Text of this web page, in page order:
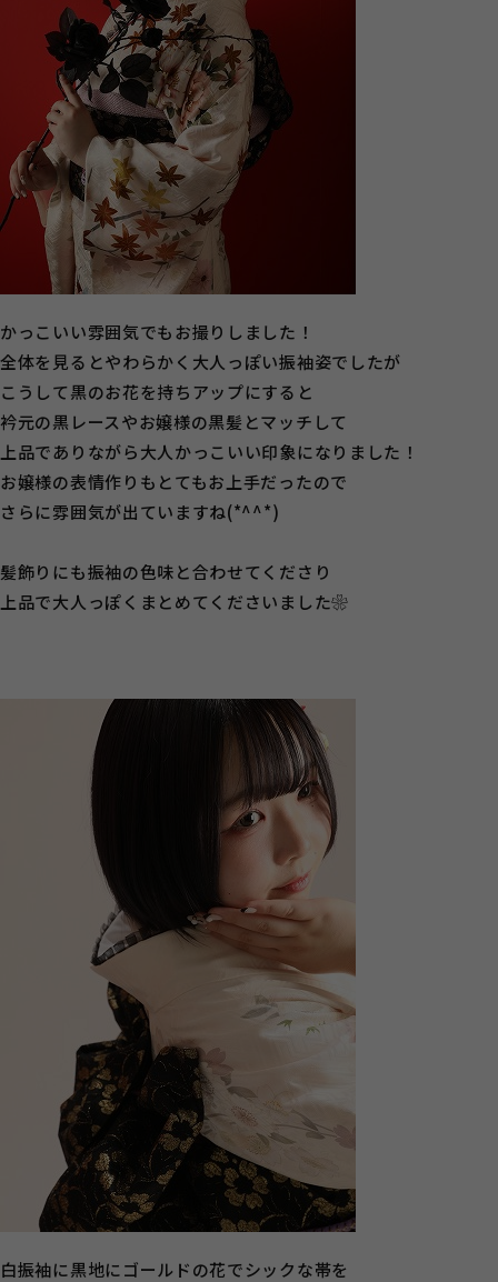
かっこいい雰囲気でもお撮りしました！
全体を見るとやわらかく大人っぽい振袖姿でしたが
こうして黒のお花を持ちアップにすると
衿元の黒レースやお嬢様の黒髪とマッチして
上品でありながら大人かっこいい印象になりました！
お嬢様の表情作りもとてもお上手だったので
さらに雰囲気が出ていますね(*^^*)
髪飾りにも振袖の色味と合わせてくださり
上品で大人っぽくまとめてくださいました❀
白振袖に黒地にゴールドの花でシックな帯を